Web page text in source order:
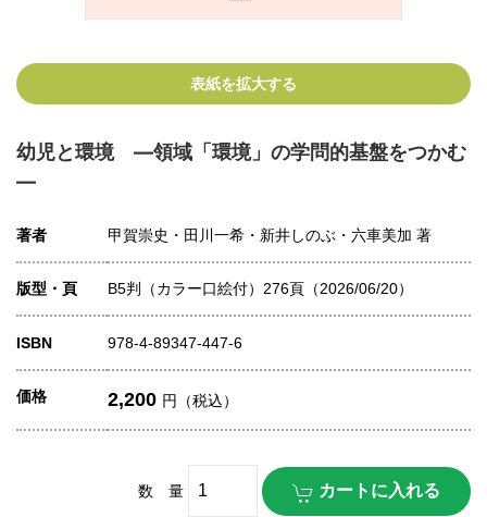
表紙を拡大する
幼児と環境 ―領域「環境」の学問的基盤をつかむ
―
著者 甲賀崇史・田川一希・新井しのぶ・六車美加 著
版型・頁 B5判（カラー口絵付）276頁（2026/06/20）
ISBN 978-4-89347-447-6
価格 2,200 円（税込）
数 量